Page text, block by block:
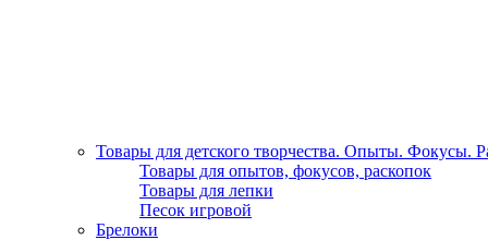
Товары для детского творчества. Опыты. Фокусы.
Товары для опытов, фокусов, раскопок
Товары для лепки
Песок игровой
Брелоки